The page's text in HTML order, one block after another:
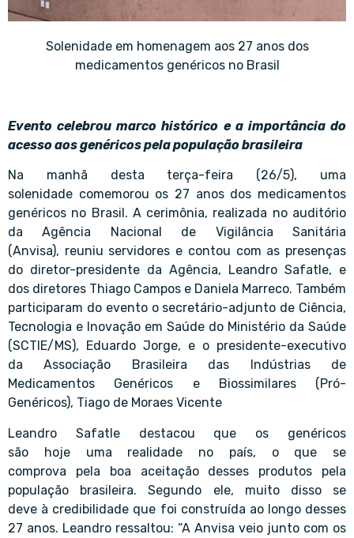
Solenidade em homenagem aos 27 anos dos
medicamentos genéricos no Brasil
Evento celebrou marco histórico e a importância do
acesso aos genéricos pela população brasileira
Na manhã desta terça-feira (26/5), uma
solenidade comemorou os 27 anos dos medicamentos
genéricos no Brasil. A cerimônia, realizada no auditório
da Agência Nacional de Vigilância Sanitária
(Anvisa), reuniu servidores e contou com as presenças
do diretor-presidente da Agência, Leandro Safatle, e
dos diretores Thiago Campos e Daniela Marreco. Também
participaram do evento o secretário-adjunto de Ciência,
Tecnologia e Inovação em Saúde do Ministério da Saúde
(SCTIE/MS), Eduardo Jorge, e o presidente-executivo
da Associação Brasileira das Indústrias de
Medicamentos Genéricos e Biossimilares (Pró-
Genéricos), Tiago de Moraes Vicente
Leandro Safatle destacou que os genéricos
são hoje uma realidade no país, o que se
comprova pela boa aceitação desses produtos pela
população brasileira. Segundo ele, muito disso se
deve à credibilidade que foi construída ao longo desses
27 anos. Leandro ressaltou: “A Anvisa veio junto com os